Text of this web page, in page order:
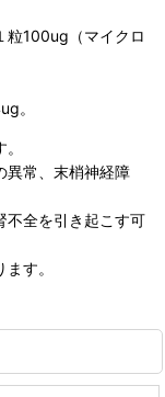
粒100ug（マイクロ
。
異常、末梢神経障
不全を引き起こす可
す。